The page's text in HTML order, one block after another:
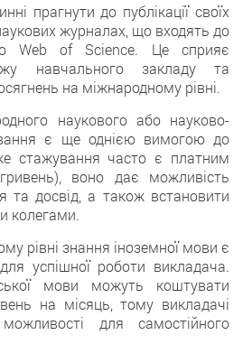
прагнути до публікації своїх
журналах, що входять до
Web of Science. Це сприяє
навчального закладу та
на міжнародному рівні.
наукового або науково-
є ще однією вимогою до
стажування часто є платним
воно дає можливість
та досвід, а також встановити
колегами.
рівні знання іноземної мови є
успішної роботи викладача.
мови можуть коштувати
на місяць, тому викладачі
для самостійного